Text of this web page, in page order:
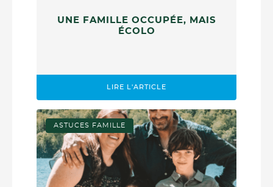
UNE FAMILLE OCCUPÉE, MAIS
ÉCOLO
LIRE L'ARTICLE
ASTUCES FAMILLE